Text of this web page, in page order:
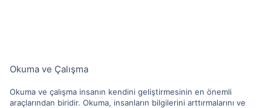
Okuma ve Çalışma
Okuma ve çalışma insanın kendini geliştirmesinin en önemli
araçlarından biridir. Okuma, insanların bilgilerini arttırmalarını ve